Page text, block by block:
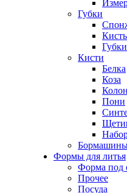
Губки
Кисти
Белка
Коза
Пони
Формы для литья
Форма под
Прочее
Посуда